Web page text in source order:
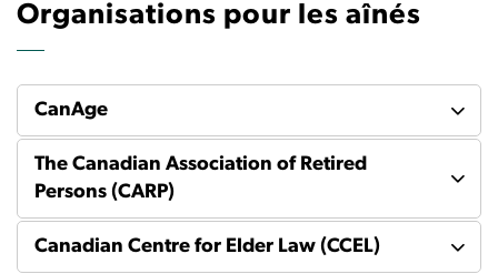
Organisations pour les aînés
CanAge
The Canadian Association of Retired
Persons (CARP)
Canadian Centre for Elder Law (CCEL)